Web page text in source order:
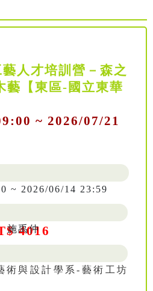
人才培訓營－森之
藝【東區-國立東華
~ 2026/07/21
4016
~ 2026/06/14 23:59
施禹仲
術與設計學系-藝術工坊